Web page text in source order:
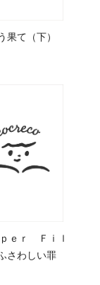
果て（下）
ｅｒ Ｆｉｌ
わしい罪